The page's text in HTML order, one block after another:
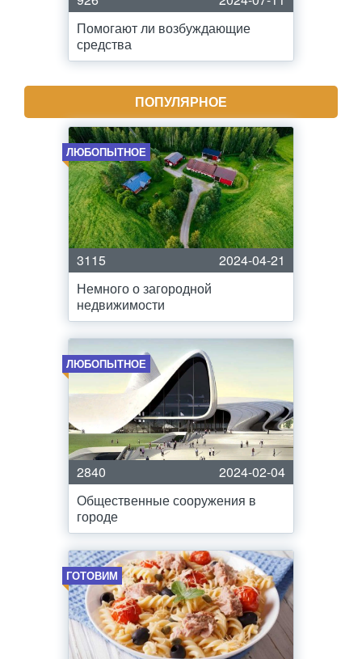
Помогают ли возбуждающие
средства
ПОПУЛЯРНОЕ
ЛЮБОПЫТНОЕ
3115
2024-04-21
Немного о загородной
недвижимости
ЛЮБОПЫТНОЕ
2840
2024-02-04
Общественные сооружения в
городе
ГОТОВИМ